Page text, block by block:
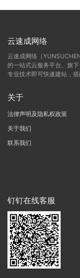
云速成网络
云速成网络（
的一站式云服务平台。旗
专业技术即可快速建站，
关于
法律声明及隐私权政策
关于我们
联系我们
钉钉在线客服